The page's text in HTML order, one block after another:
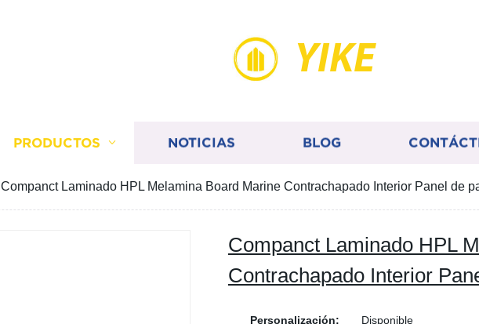
YIKE
PRODUCTOS NOTICIAS BLOG
Companct Laminado HPL Melamina Board Marine Contrachapado Interior Panel de
Companct Laminado HPL
Contrachapado Interior
Personalización:
Disponible